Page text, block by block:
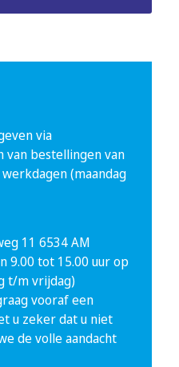
via
van bestellingen van
(maandag
11 6534 AM
9.00 tot 15.00 uur op
t/m vrijdag)
vooraf een
u zeker dat u niet
de volle aandacht